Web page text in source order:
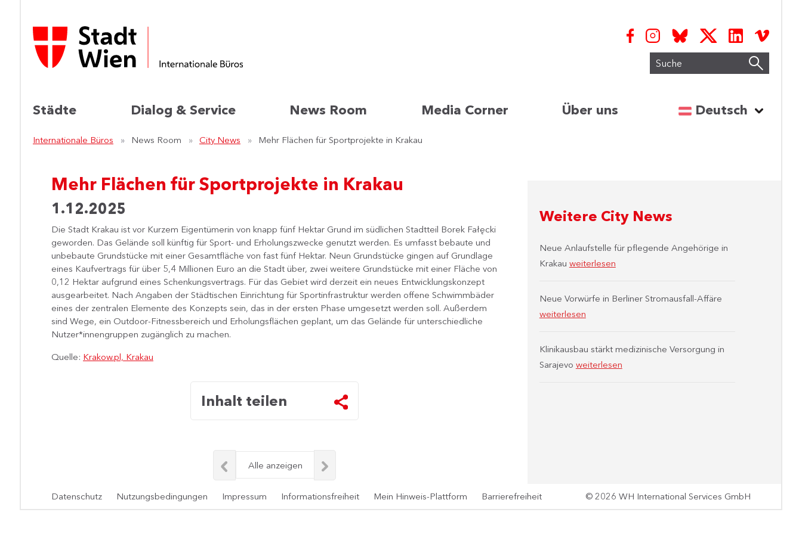
Suche
Städte Dialog & Service News Room Media Corner Über uns Sprache
Deutsch
Internationale Büros News Room City News Mehr Flächen für Sportprojekte in Krakau
Mehr Flächen für Sportprojekte in Krakau
1.12.2025
​Die Stadt Krakau ist vor Kurzem Eigentümerin von knapp fünf Hektar Grund im südlichen Stadtteil Borek Fałęcki
geworden. Das Gelände soll künftig für Sport- und Erholungszwecke genutzt werden. Es umfasst bebaute und
unbebaute Grundstücke mit einer Gesamtfläche von fast fünf Hektar. Neun Grundstücke gingen auf Grundlage
eines Kaufvertrags für über 5,4 Millionen Euro an die Stadt über, zwei weitere Grundstücke mit einer Fläche von
0,12 Hektar aufgrund eines Schenkungsvertrags. Für das Gebiet wird derzeit ein neues Entwicklungskonzept ​
ausgearbeitet. Nach Angaben der Städtischen Einrichtung für Sportinfrastruktur werden offene Schwimmbäder
eines der zentralen Elemente des Konzepts sein, das in der ersten Phase umgesetzt werden soll. Außerdem
sind Wege, ein Outdoor-Fitnessbereich und Erholungsflächen geplant, um das Gelände für unterschiedliche
Nutzer*innengruppen zugänglich zu machen.​
Quelle: Krakow.pl, Krakau
Inhalt teilen
Alle anzeigen
Weitere City News
Neue Anlaufstelle für pflegende Angehörige in
Krakau weiterlesen
Neue Vorwürfe in Berliner Stromausfall-Affäre
weiterlesen
Klinikausbau stärkt medizinische Versorgung in
Sarajevo weiterlesen
Datenschutz Nutzungsbedingungen Impressum Informationsfreiheit Mein Hinweis-Plattform Barrierefreiheit © 2026 WH International Services GmbH